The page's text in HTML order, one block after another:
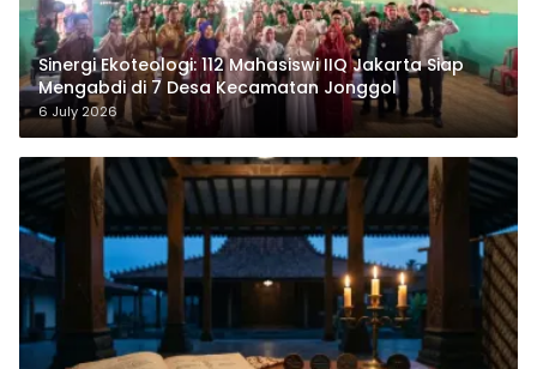
‎Sinergi Ekoteologi: 112 Mahasiswi IIQ Jakarta Siap
Mengabdi di 7 Desa Kecamatan Jonggol
6 July 2026